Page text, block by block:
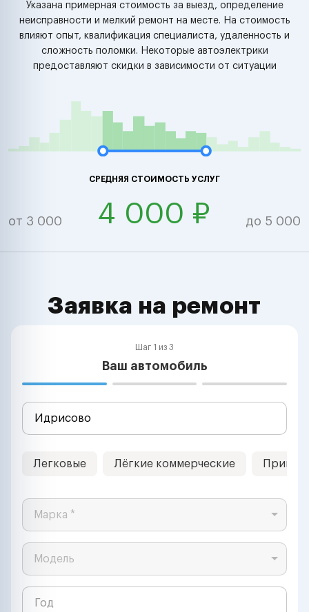
Указана примерная стоимость за выезд, определение
неисправности и мелкий ремонт на месте. На стоимость
влияют опыт, квалификация специалиста, удаленность и
сложность поломки. Некоторые автоэлектрики
предоставляют скидки в зависимости от ситуации
СРЕДНЯЯ СТОИМОСТЬ УСЛУГ
от 3 000 4 000 ₽ до 5 000
Заявка на ремонт
Шаг 1 из 3
Ваш автомобиль
Легковые Лёгкие коммерческие
Марка *
Модель